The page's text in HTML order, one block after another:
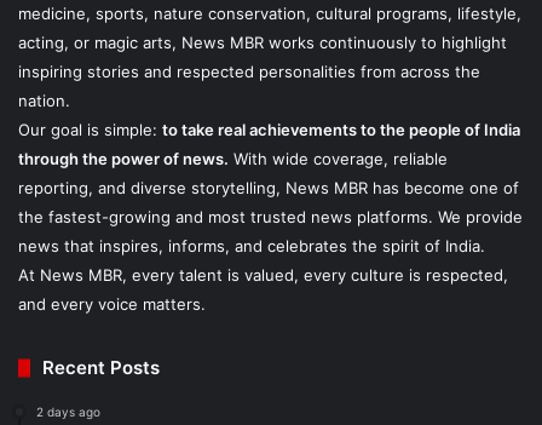
medicine, sports, nature conservation, cultural programs, lifestyle,
acting, or magic arts, News MBR works continuously to highlight
inspiring stories and respected personalities from across the
nation.
Our goal is simple: to take real achievements to the people of India
through the power of news. With wide coverage, reliable
reporting, and diverse storytelling, News MBR has become one of
the fastest-growing and most trusted news platforms. We provide
news that inspires, informs, and celebrates the spirit of India.
At News MBR, every talent is valued, every culture is respected,
and every voice matters.
Recent Posts
2 days ago